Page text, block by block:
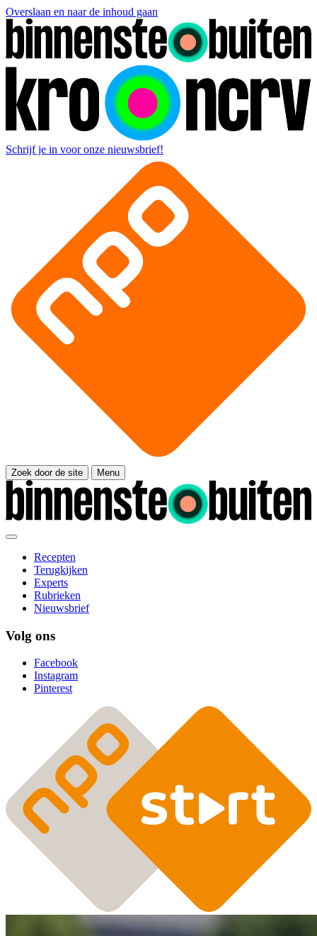
Overslaan en naar de inhoud gaan
Schrijf je in voor onze nieuwsbrief!
Zoek door de site Menu
Recepten
Terugkijken
Experts
Rubrieken
Nieuwsbrief
Volg ons
Facebook
Instagram
Pinterest